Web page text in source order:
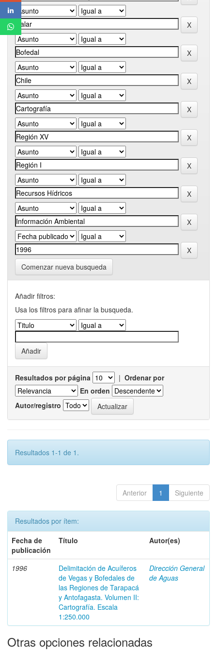
Comenzar nueva busqueda
Añadir filtros:
Usa los filtros para afinar la busqueda.
Resultados por página | Ordenar por
En orden
Autor/registro
Resultados 1-1 de 1.
Anterior 1 Siguiente
Resultados por ítem:
Fecha de
publicación
Título Autor(es)
1996
Delimitación de Acuíferos
de Vegas y Bofedales de
las Regiones de Tarapacá
y Antofagasta. Volumen II:
Cartografía. Escala
1:250.000
Dirección General
de Aguas
Otras opciones relacionadas